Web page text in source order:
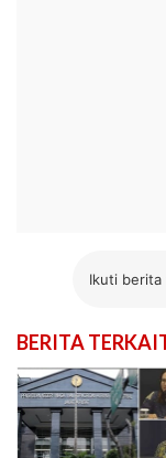
Ikuti berita
BERITA